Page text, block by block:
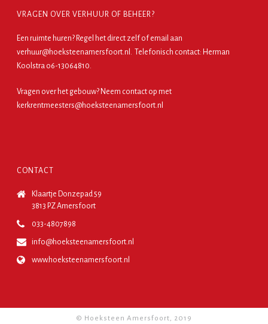
VRAGEN OVER VERHUUR OF BEHEER?
Een ruimte huren? Regel het direct zelf of email aan
verhuur@hoeksteenamersfoort.nl. Telefonisch contact: Herman
Koolstra o6-13064810.
Vragen over het gebouw? Neem contact op met
kerkrentmeesters@hoeksteenamersfoort.nl
CONTACT
Klaartje Donzepad 59
3813 PZ Amersfoort
033-4807898
info@hoeksteenamersfoort.nl
www.hoeksteenamersfoort.nl
© Hoeksteen Amersfoort, 2019